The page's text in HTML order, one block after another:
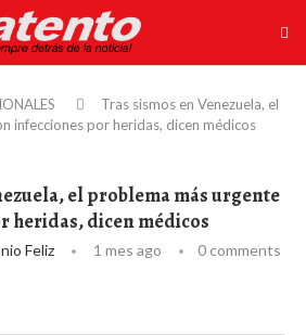
Tras sismos en Venezuela, el
infecciones por heridas, dicen médicos
el problema más urgente
heridas, dicen médicos
Feliz 1 mes ago 0 comments